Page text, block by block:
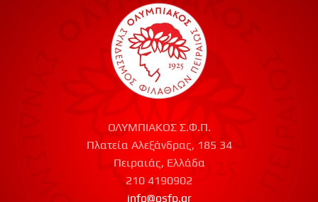
ΟΛΥΜΠΙΑΚΟΣ Σ.Φ.Π.
Πλατεία Αλεξάνδρας, 185 34
Πειραιάς, Ελλάδα
210 4190902
info@osfp.gr